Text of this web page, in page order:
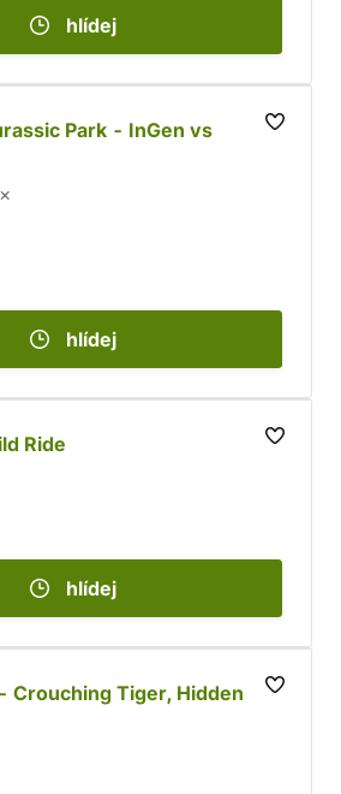
hlídej
Park - InGen vs
hlídej
Ride
hlídej
Crouching Tiger, Hidden